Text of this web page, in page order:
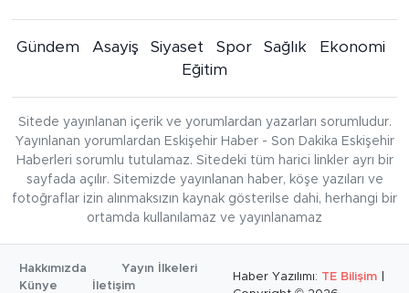
Gündem Asayiş Siyaset Spor Sağlık
Ekonomi
Eğitim
Sitede yayınlanan içerik ve yorumlardan yazarları sorumludur.
Yayınlanan yorumlardan Eskişehir Haber - Son Dakika Eskişehir
Haberleri sorumlu tutulamaz. Sitedeki tüm harici linkler ayrı bir
sayfada açılır. Sitemizde yayınlanan haber, köşe yazıları ve
fotoğraflar izin alınmaksızın kaynak gösterilse dahi, herhangi bir
ortamda kullanılamaz ve yayınlanamaz
Hakkımızda
Yayın İlkeleri
Künye
İletişim
Haber Yazılımı: TE Bilişim